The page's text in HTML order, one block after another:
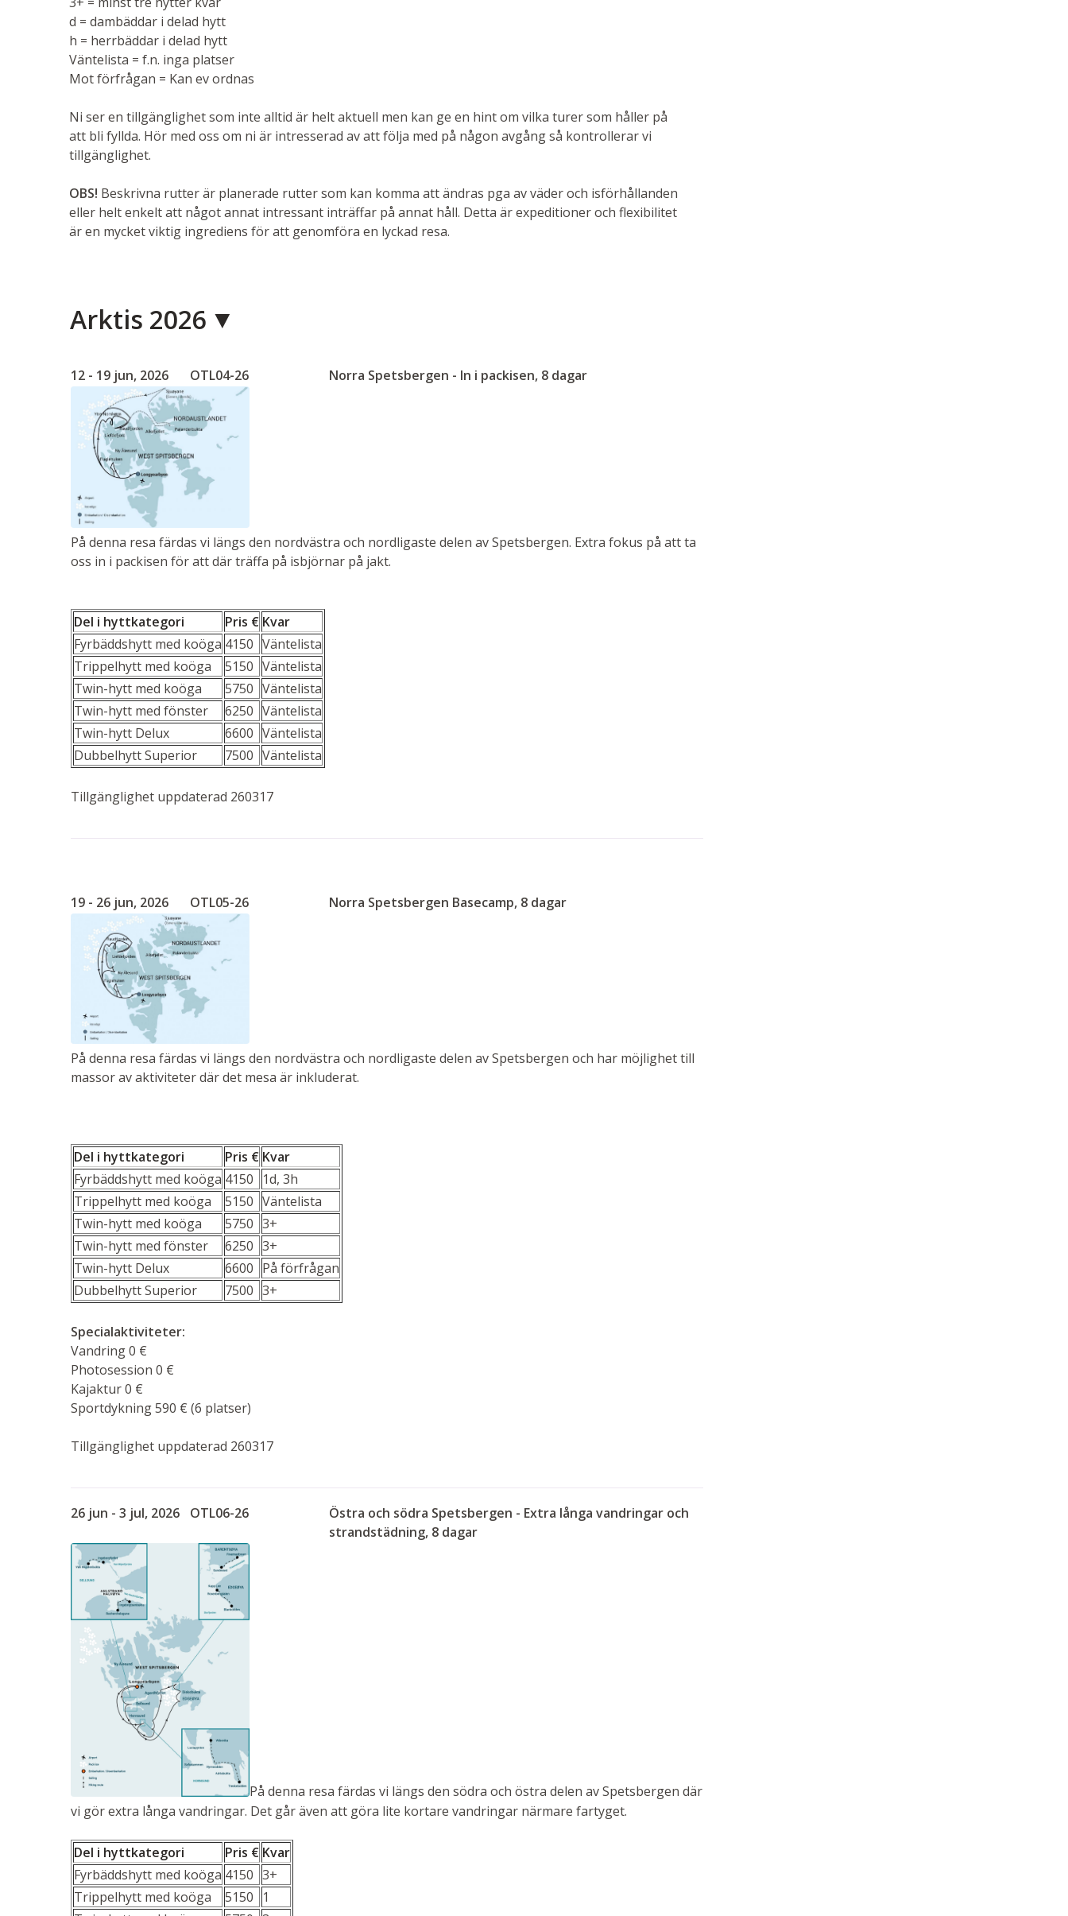
d = dambäddar i delad hytt
h = herrbäddar i delad hytt
Väntelista = f.n. inga platser
Mot förfrågan = Kan ev ordnas
Ni ser en tillgänglighet som inte alltid är helt aktuell men kan ge en hint om vilka turer som håller på
att bli fyllda. Hör med oss om ni är intresserad av att följa med på någon avgång så kontrollerar vi
tillgänglighet.
OBS! Beskrivna rutter är planerade rutter som kan komma att ändras pga av väder och isförhållanden
eller helt enkelt att något annat intressant inträffar på annat håll. Detta är expeditioner och flexibilitet
är en mycket viktig ingrediens för att genomföra en lyckad resa.
Arktis 2026
12 - 19 jun, 2026 OTL04-26 Norra Spetsbergen - In i packisen, 8 dagar
På denna resa färdas vi längs den nordvästra och nordligaste delen av Spetsbergen. Extra fokus på att ta
oss in i packisen för att där träffa på isbjörnar på jakt.
Del i hyttkategori Pris € Kvar
Fyrbäddshytt med koöga 4150 Väntelista
Trippelhytt med koöga
5150 Väntelista
Twin-hytt med koöga
5750 Väntelista
Twin-hytt med fönster
6250 Väntelista
Twin-hytt Delux
6600 Väntelista
Dubbelhytt Superior
7500 Väntelista
Tillgänglighet uppdaterad 260317
19 - 26 jun, 2026 OTL05-26 Norra Spetsbergen Basecamp, 8 dagar
På denna resa färdas vi längs den nordvästra och nordligaste delen av Spetsbergen och har möjlighet till
massor av aktiviteter där det mesa är inkluderat.
Del i hyttkategori Pris € Kvar
Fyrbäddshytt med koöga 4150
1d, 3h
Trippelhytt med koöga
5150 Väntelista
Twin-hytt med koöga
5750 3+
Twin-hytt med fönster
6250 3+
Twin-hytt Delux
6600 På förfrågan
Dubbelhytt Superior
7500 3+
Specialaktiviteter:
Vandring 0 €
Photosession 0 €
Kajaktur 0 €
Sportdykning 590 € (6 platser)
Tillgänglighet uppdaterad 260317
26 jun - 3 jul, 2026 OTL06-26
Östra och södra Spetsbergen - Extra långa vandringar och
strandstädning, 8 dagar
På denna resa färdas vi längs den södra och östra delen av Spetsbergen där
vi gör extra långa vandringar. Det går även att göra lite kortare vandringar närmare fartyget.
Del i hyttkategori Pris € Kvar
Fyrbäddshytt med koöga 4150 3+
Trippelhytt med koöga
5150
1